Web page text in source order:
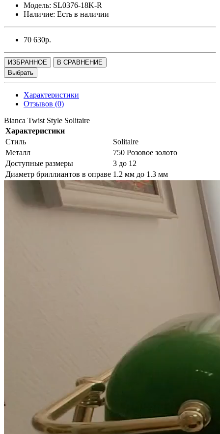
Модель: SL0376-18K-R
Наличие: Есть в наличии
70 630р.
ИЗБРАННОЕ
В СРАВНЕНИЕ
Выбрать
Характеристики
Отзывов (0)
Bianca Twist Style Solitaire
Характеристики
Стиль
Solitaire
Металл
750 Розовое золото
Доступные размеры
3 до 12
Диаметр бриллиантов в оправе 1.2 мм до 1.3 мм